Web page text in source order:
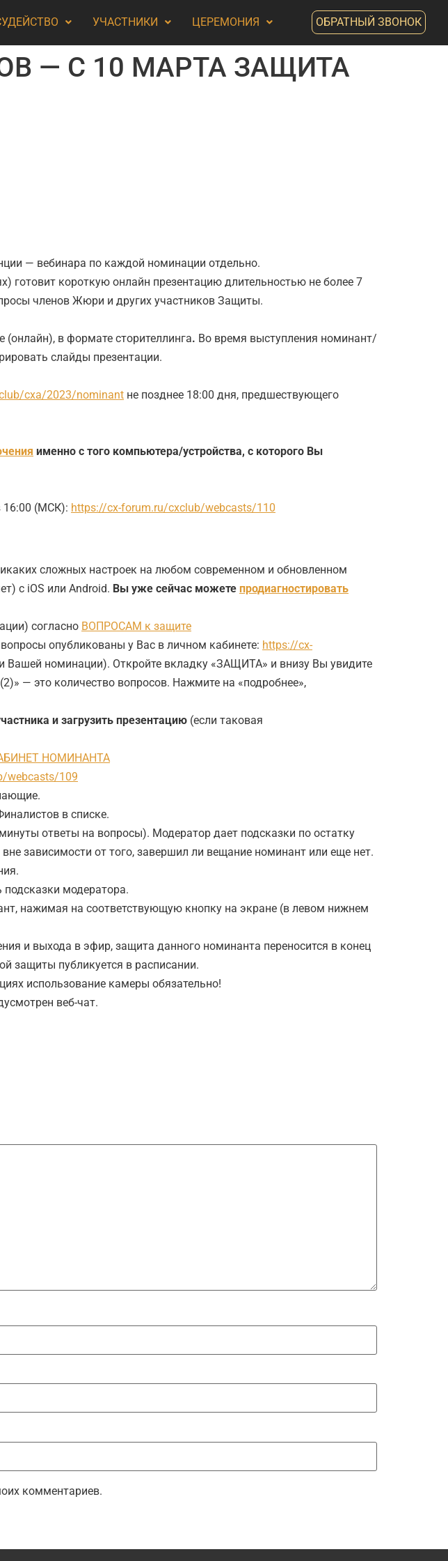
УЧАСТНИКИ ЦЕРЕМОНИЯ ОБРАТНЫЙ ЗВОНОК
— С 10 МАРТА ЗАЩИТА
— вебинара по каждой номинации отдельно.
готовит короткую онлайн презентацию длительностью не более 7
членов Жюри и других участников Защиты.
в формате сторителлинга. Во время выступления номинант/
слайды презентации.
cxa/2023/nominant не позднее 18:00 дня, предшествующего
именно с того компьютера/устройства, с которого Вы
16:00 (МСК): https://cx-forum.ru/cxclub/webcasts/110
сложных настроек на любом современном и обновленном
с iOS или Android. Вы уже сейчас можете продиагностировать
согласно ВОПРОСАМ к защите
опубликованы у Вас в личном кабинете: https://cx-
Вашей номинации). Откройте вкладку «ЗАЩИТА» и внизу Вы увидите
— это количество вопросов. Нажмите на «подробнее»,
и загрузить презентацию (если таковая
НОМИНАНТА
webcasts/109
в списке.
ответы на вопросы). Модератор дает подсказки по остатку
зависимости от того, завершил ли вещание номинант или еще нет.
модератора.
нажимая на соответствующую кнопку на экране (в левом нижнем
и выхода в эфир, защита данного номинанта переносится в конец
защиты публикуется в расписании.
использование камеры обязательно!
веб-чат.
комментариев.